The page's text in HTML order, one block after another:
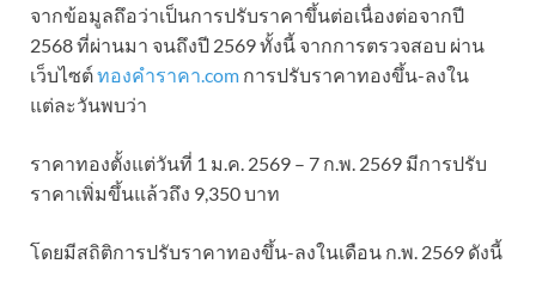
จากข้อมูลถึอว่าเป็นการปรับราคาขึ้นต่อเนื่องต่อจากปี
2568 ที่ผ่านมา จนถึงปี 2569 ทั้งนี้ จากการตรวจสอบ ผ่าน
เว็บไซต์ทองคำราคา.com การปรับราคาทองขึ้น-ลงใน
แต่ละวันพบว่า
ราคาทองตั้งแต่วันที่ 1 ม.ค. 2569 – 7 ก.พ. 2569 มีการปรับ
ราคาเพิ่มขึ้นแล้วถึง 9,350 บาท
โดยมีสถิติการปรับราคาทองขึ้น-ลงในเดือน ก.พ. 2569 ดังนี้